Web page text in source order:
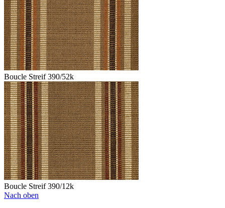
Boucle Streif 390/52k
Boucle Streif 390/12k
Nach oben